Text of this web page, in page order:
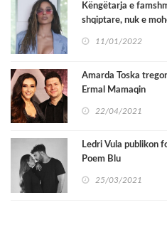
Këngëtarja e
shqiptare, nuk e
11/01/2022
Amarda Toska
Ermal Mamaqin
22/04/2021
Ledri Vula publikon
Poem Blu
25/03/2021